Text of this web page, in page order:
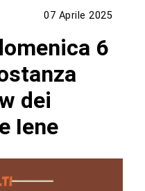
07 Aprile 2025
6
dei
Iene